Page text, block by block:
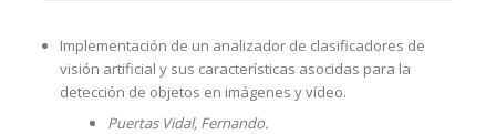
Implementación de un analizador de clasificadores de
visión artificial y sus características asocidas para la
detección de objetos en imágenes y vídeo.
Puertas Vidal, Fernando.